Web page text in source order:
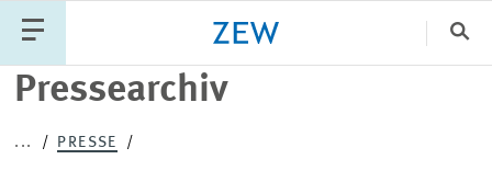
Pressearchiv
... PRESSE